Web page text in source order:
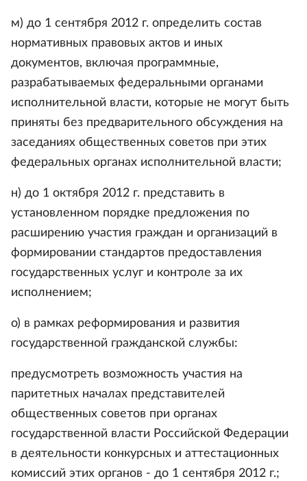
м) до 1 сентября 2012 г. определить состав
нормативных правовых актов и иных
документов, включая программные,
разрабатываемых федеральными органами
исполнительной власти, которые не могут быть
приняты без предварительного обсуждения на
заседаниях общественных советов при этих
федеральных органах исполнительной власти;
н) до 1 октября 2012 г. представить в
установленном порядке предложения по
расширению участия граждан и организаций в
формировании стандартов предоставления
государственных услуг и контроле за их
исполнением;
о) в рамках реформирования и развития
государственной гражданской службы:
предусмотреть возможность участия на
паритетных началах представителей
общественных советов при органах
государственной власти Российской Федерации
в деятельности конкурсных и аттестационных
комиссий этих органов - до 1 сентября 2012 г.;